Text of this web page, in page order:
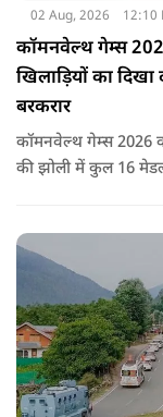
02 Aug, 2026 12:10
कॉमनवेल्थ गेम्स
खिलाड़ियों का
बरकरार
कॉमनवेल्थ गेम्स 2026
की झोली में कुल 16